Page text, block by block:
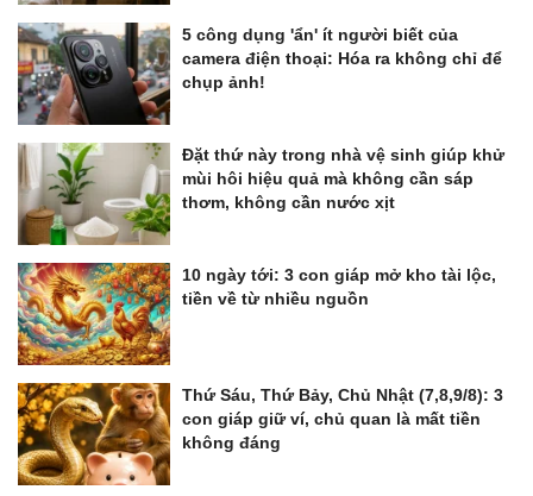
5 công dụng 'ẩn' ít người biết của
camera điện thoại: Hóa ra không chỉ để
chụp ảnh!
Đặt thứ này trong nhà vệ sinh giúp khử
mùi hôi hiệu quả mà không cần sáp
thơm, không cần nước xịt
10 ngày tới: 3 con giáp mở kho tài lộc,
tiền về từ nhiều nguồn
Thứ Sáu, Thứ Bảy, Chủ Nhật (7,8,9/8): 3
con giáp giữ ví, chủ quan là mất tiền
không đáng